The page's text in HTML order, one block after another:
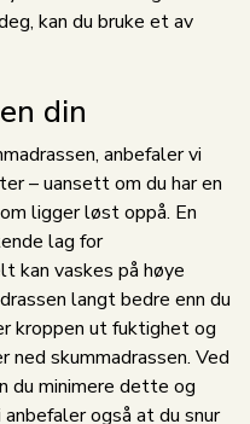
kan du bruke et av
din
anbefaler vi
– uansett om du har en
ligger løst oppå. En
lag for
kan vaskes på høye
langt bedre enn du
kroppen ut fuktighet og
skummadrassen. Ved
du minimere dette og
også at du snur